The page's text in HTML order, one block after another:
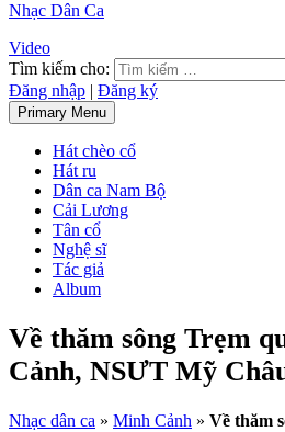
Nhạc Dân Ca
Video
Tìm kiếm cho:
Đăng nhập | Đăng ký
Primary Menu
Hát chèo cổ
Hát ru
Dân ca Nam Bộ
Cải Lương
Tân cổ
Nghệ sĩ
Tác giả
Album
Về thăm sông Trẹm
Cảnh, NSƯT Mỹ
Nhạc dân ca » Minh Cảnh » Về thăm